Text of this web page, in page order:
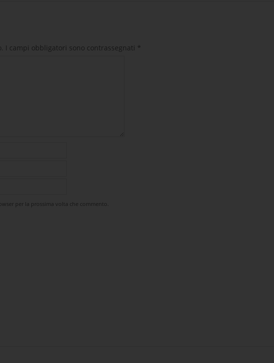
I campi obbligatori sono contrassegnati *
per la prossima volta che commento.